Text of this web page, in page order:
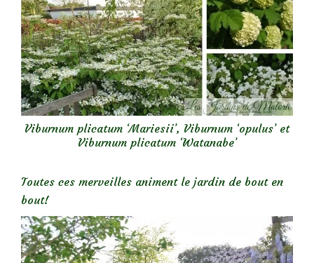
Viburnum plicatum ‘Mariesii’, Viburnum ‘opulus’ et
Viburnum plicatum ‘Watanabe’
Toutes ces merveilles animent le jardin de bout en
bout!